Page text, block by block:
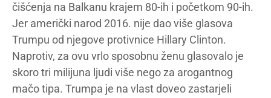
čišćenja na Balkanu krajem 80-ih i početkom 90-ih.
Jer američki narod 2016. nije dao više glasova
Trumpu od njegove protivnice Hillary Clinton.
Naprotiv, za ovu vrlo sposobnu ženu glasovalo je
skoro tri milijuna ljudi više nego za arogantnog
mačo tipa. Trumpa je na vlast doveo zastarjeli